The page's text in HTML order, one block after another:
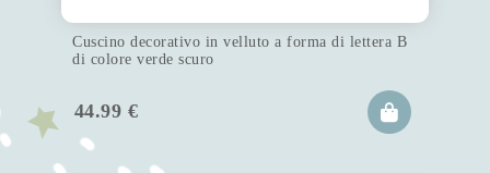
Cuscino decorativo in velluto a forma di lettera B
di colore verde scuro
44.99 €